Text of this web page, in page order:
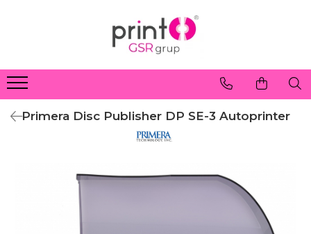
Primera Disc Publisher DP SE-3 Autoprinter